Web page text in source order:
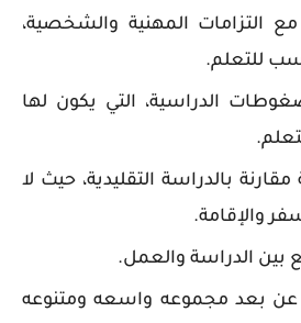
التزامات المهنية والشخصية،
للتعلم.
الدراسية، التي يكون لها
بالدراسة التقليدية، حيث لا
والإقامة.
بين الدراسة والعمل.
عن بعد مجموعه واسعه ومتنوعه